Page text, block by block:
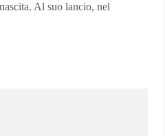
Al suo lancio, nel